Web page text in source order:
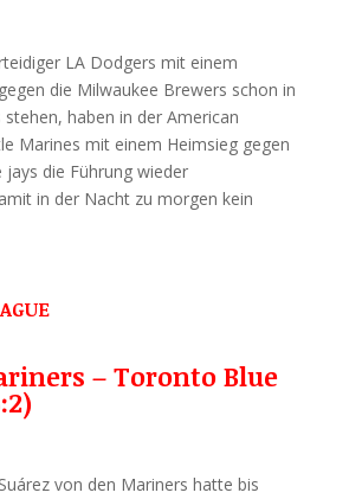
LA Dodgers mit einem
die Milwaukee Brewers schon in
stehen, haben in der American
Marines mit einem Heimsieg gegen
die Führung wieder
in der Nacht zu morgen kein
– Toronto Blue
von den Mariners hatte bis